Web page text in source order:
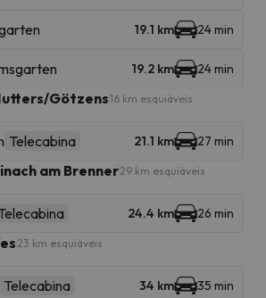
19.1 km 24 min
19.2 km 24 min
Götzens16 km esquiáveis
Telecabina 21.1 km 27 min
am Brenner29 km esquiáveis
24.4 km 26 min
23 km esquiáveis
Telecabina 34 km 35 min